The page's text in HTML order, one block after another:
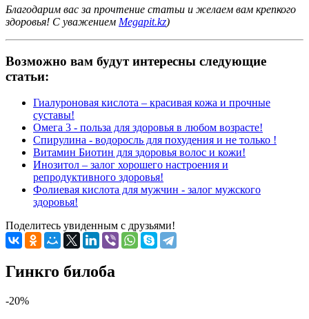
Благодарим вас за прочтение статьи и желаем вам крепкого
здоровья! С уважением Megapit.kz)
Возможно вам будут интересны следующие
статьи:
Гиалуроновая кислота – красивая кожа и прочные
суставы!
Омега 3 - польза для здоровья в любом возрасте!
Спирулина - водоросль для похудения и не только !
Витамин Биотин для здоровья волос и кожи!
Инозитол – залог хорошего настроения и
репродуктивного здоровья!
Фолиевая кислота для мужчин - залог мужского
здоровья!
Поделитесь увиденным с друзьями!
Гинкго билоба
-20%